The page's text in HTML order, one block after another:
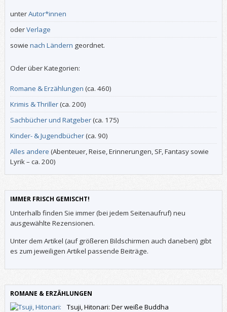
unterAutor*innen
oderVerlage
sowie nach Ländern geordnet.
Oder über Kategorien:
Romane & Erzählungen (ca. 460)
Krimis & Thriller(ca. 200)
Sachbücher und Ratgeber(ca. 175)
Kinder- & Jugendbücher(ca. 90)
Alles andere (Abenteuer, Reise, Erinnerungen, SF, Fantasy sowie
Lyrik – ca. 200)
IMMER FRISCH GEMISCHT!
Unterhalb finden Sie immer (bei jedem Seitenaufruf) neu
ausgewählte Rezensionen.
Unter dem Artikel (auf größeren Bildschirmen auch daneben) gibt
es zum jeweiligen Artikel passende Beiträge.
ROMANE & ERZÄHLUNGEN
Tsuji, Hitonari: Der weiße Buddha